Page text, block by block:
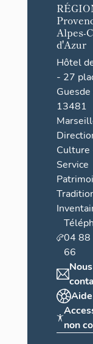
Alpes-
d'Azur
Hôtel
- 27
Guesde
13481
Culture
Service
04 88
66
Nous
Aide
non